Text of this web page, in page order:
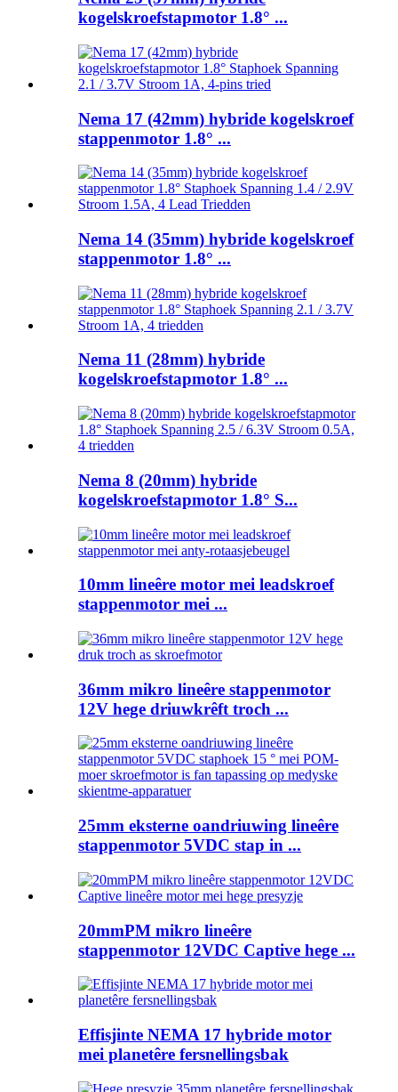
kogelskroefstapmotor 1.8° ...
Nema 17 (42mm) hybride kogelskroef
stappenmotor 1.8° ...
Nema 14 (35mm) hybride kogelskroef
stappenmotor 1.8° ...
Nema 11 (28mm) hybride
kogelskroefstapmotor 1.8° ...
Nema 8 (20mm) hybride
kogelskroefstapmotor 1.8° S...
10mm lineêre motor mei leadskroef
stappenmotor mei ...
36mm mikro lineêre stappenmotor
12V hege driuwkrêft troch ...
25mm eksterne oandriuwing lineêre
stappenmotor 5VDC stap in ...
20mmPM mikro lineêre
stappenmotor 12VDC Captive hege ...
Effisjinte NEMA 17 hybride motor
mei planetêre fersnellingsbak